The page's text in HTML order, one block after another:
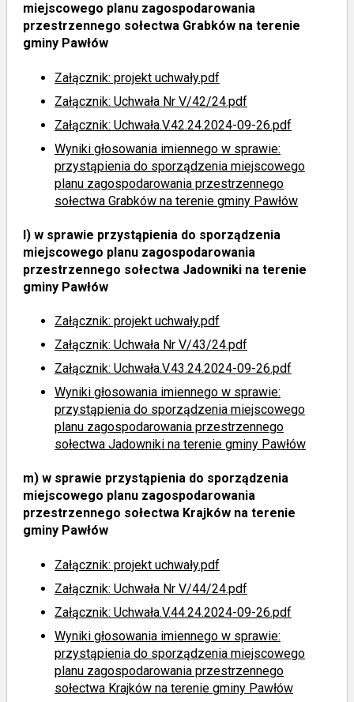
miejscowego planu zagospodarowania
przestrzennego sołectwa Grabków na terenie
gminy Pawłów
Załącznik: projekt uchwały.pdf
Załącznik: Uchwała Nr V/42/24.pdf
Załącznik: Uchwała.V.42.24.2024-09-26.pdf
Wyniki głosowania imiennego w sprawie:
przystąpienia do sporządzenia miejscowego
planu zagospodarowania przestrzennego
sołectwa Grabków na terenie gminy Pawłów
l) w sprawie przystąpienia do sporządzenia
miejscowego planu zagospodarowania
przestrzennego sołectwa Jadowniki na terenie
gminy Pawłów
Załącznik: projekt uchwały.pdf
Załącznik: Uchwała Nr V/43/24.pdf
Załącznik: Uchwała.V.43.24.2024-09-26.pdf
Wyniki głosowania imiennego w sprawie:
przystąpienia do sporządzenia miejscowego
planu zagospodarowania przestrzennego
sołectwa Jadowniki na terenie gminy Pawłów
m) w sprawie przystąpienia do sporządzenia
miejscowego planu zagospodarowania
przestrzennego sołectwa Krajków na terenie
gminy Pawłów
Załącznik: projekt uchwały.pdf
Załącznik: Uchwała Nr V/44/24.pdf
Załącznik: Uchwała.V.44.24.2024-09-26.pdf
Wyniki głosowania imiennego w sprawie:
przystąpienia do sporządzenia miejscowego
planu zagospodarowania przestrzennego
sołectwa Krajków na terenie gminy Pawłów